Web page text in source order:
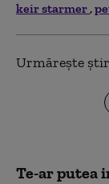
keir starmer
Urmărește
Te-ar putea